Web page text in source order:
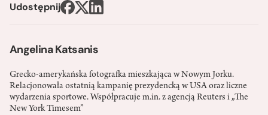
Angelina Katsanis
Grecko-amerykańska fotografka mieszkająca w Nowym Jorku.
Relacjonowała ostatnią kampanię prezydencką w USA oraz liczne
wydarzenia sportowe. Współpracuje m.in. z agencją Reuters i „The
New York Timesem”
Udostępnij